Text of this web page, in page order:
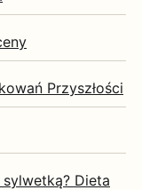
Przyszłości
Dieta